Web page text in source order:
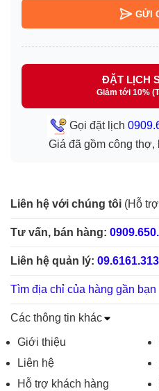
GỬI
ĐẶT LỊCH
Giảm tới 10%
Gọi đặt lịch
Giá đã gồm công thợ,
Liên hệ với chúng tôi (Hỗ
Tư vấn, bán hàng:
Liên hệ quản lý:
Tìm địa chỉ của hàng gần bạn
Các thông tin khác
Giới thiệu
Liên hệ
Hỗ trợ khách hàng